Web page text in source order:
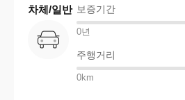
차체/일반 보증기간
0년
주행거리
0km